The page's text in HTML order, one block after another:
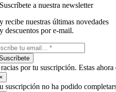
Suscríbete a nuestra newsletter
y recibe nuestras últimas novedades
y descuentos por e-mail.
por tu suscripción. Estas ahora
suscripción no ha podido